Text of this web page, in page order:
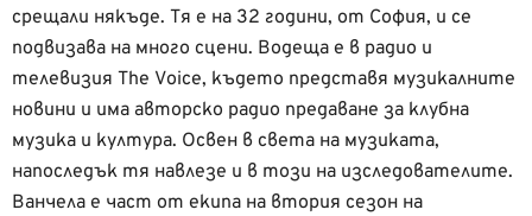
срещали някъде. Тя е на 32 години, от София, и се
подвизава на много сцени. Водеща е в радио и
телевизия The Voice, където представя музикалните
новини и има авторско радио предаване за клубна
музика и култура. Освен в света на музиката,
напоследък тя навлезе и в този на изследователите.
Ванчела е част от екипа на втория сезон на